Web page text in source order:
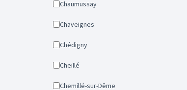
Chaumussay
Chaveignes
Chédigny
Cheillé
Chemillé-sur-Dême